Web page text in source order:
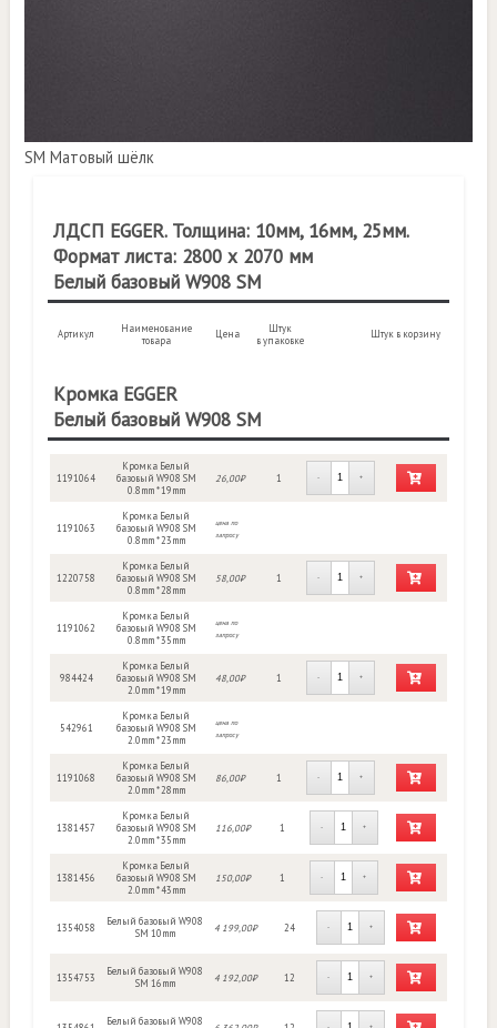
SM Матовый шёлк
ЛДСП EGGER. Толщина: 10мм, 16мм, 25мм.
Формат листа: 2800 х 2070 мм
Белый базовый W908 SM
Артикул
Наименование
товара
Цена
Штук
в упаковке
Штук в корзину
Кромка EGGER
Белый базовый W908 SM
1191064
Кромка Белый
базовый W908 SM
0.8mm * 19mm
26,00₽ 1 - +
1191063
Кромка Белый
базовый W908 SM
0.8mm * 23mm
цена по
запросу
1220758
Кромка Белый
базовый W908 SM
0.8mm * 28mm
58,00₽ 1 - +
1191062
Кромка Белый
базовый W908 SM
0.8mm * 35mm
цена по
запросу
984424
Кромка Белый
базовый W908 SM
2.0mm * 19mm
48,00₽ 1 - +
542961
Кромка Белый
базовый W908 SM
2.0mm * 23mm
цена по
запросу
1191068
Кромка Белый
базовый W908 SM
2.0mm * 28mm
86,00₽ 1 - +
1381457
Кромка Белый
базовый W908 SM
2.0mm * 35mm
116,00₽ 1 - +
1381456
Кромка Белый
базовый W908 SM
2.0mm * 43mm
150,00₽ 1 - +
1354058
Белый базовый W908
SM 10mm
4 199,00₽ 24 - +
1354753
Белый базовый W908
SM 16mm
4 192,00₽ 12 - +
Белый базовый W908